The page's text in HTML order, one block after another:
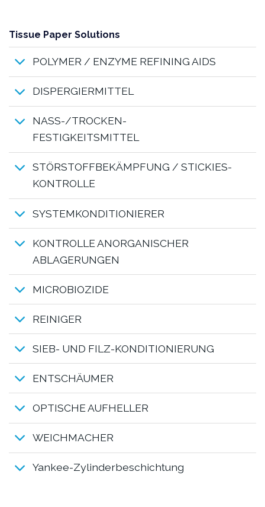
Tissue Paper Solutions
POLYMER / ENZYME REFINING AIDS
DISPERGIERMITTEL
NASS-/TROCKEN-
FESTIGKEITSMITTEL
STÖRSTOFFBEKÄMPFUNG / STICKIES-
KONTROLLE
SYSTEMKONDITIONIERER
KONTROLLE ANORGANISCHER
ABLAGERUNGEN
MICROBIOZIDE
REINIGER
SIEB- UND FILZ-KONDITIONIERUNG
ENTSCHÄUMER
OPTISCHE AUFHELLER
WEICHMACHER
Yankee-Zylinderbeschichtung